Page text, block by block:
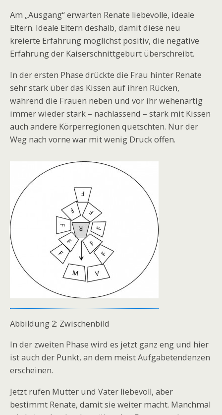
Am „Ausgang“ erwarten Renate liebevolle, ideale
Eltern. Ideale Eltern deshalb, damit diese neu
kreierte Erfahrung möglichst positiv, die negative
Erfahrung der Kaiserschnittgeburt überschreibt.
In der ersten Phase drückte die Frau hinter Renate
sehr stark über das Kissen auf ihren Rücken,
während die Frauen neben und vor ihr wehenartig
immer wieder stark – nachlassend – stark mit Kissen
auch andere Körperregionen quetschten. Nur der
Weg nach vorne war mit wenig Druck offen.
Abbildung 2: Zwischenbild
In der zweiten Phase wird es jetzt ganz eng und hier
ist auch der Punkt, an dem meist Aufgabetendenzen
erscheinen.
Jetzt rufen Mutter und Vater liebevoll, aber
bestimmt Renate, damit sie weiter macht. Manchmal